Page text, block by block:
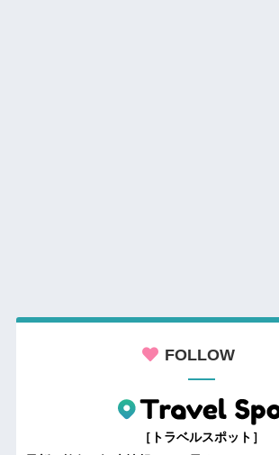
FOLLOW
［トラベルスポット］